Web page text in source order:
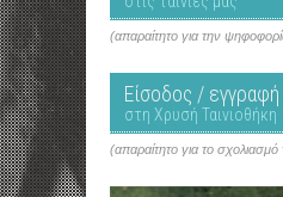
(απαραίτητο για την
Είσοδος / εγγραφή
στη Χρυσή Ταινιοθήκη
(απαραίτητο για το σχολιασμό